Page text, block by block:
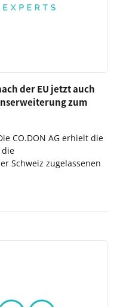
der EU jetzt auch
zum
CO.DON AG erhielt die
die
Schweiz zugelassenen